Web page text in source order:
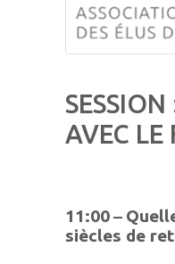
AVEC
11:00–
siècles de